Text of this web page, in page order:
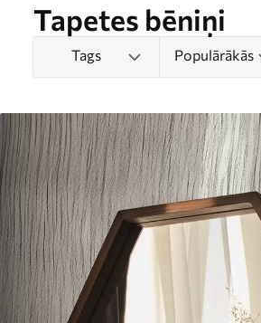
Tapetes bēniņi
Tags Populārākās